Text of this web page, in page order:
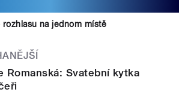
na jednom místě
Romanská: Svatební kytka